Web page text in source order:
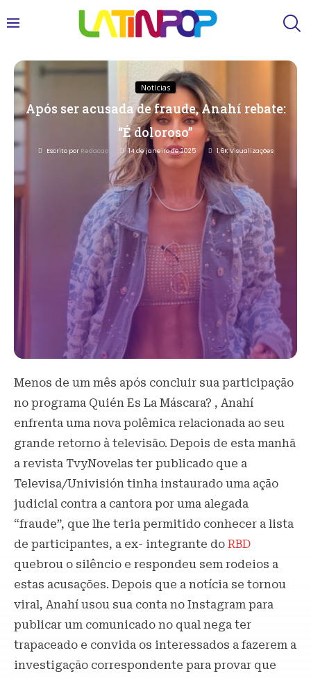
Notícias
Após ser acusada de fraude, Anahí rebate:
“É doloroso”
Escrito por Redacao 14 de janeiro de 2025 1,6KVisualizações
Menos de um mês após concluir sua participação
no programa Quién Es La Máscara? , Anahí
enfrenta uma nova polêmica relacionada ao seu
grande retorno à televisão. Depois de esta manhã
a revista TvyNovelas ter publicado que a
Televisa/Univisión tinha instaurado uma ação
judicial contra a cantora por uma alegada
“fraude”, que lhe teria permitido conhecer a lista
de participantes, a ex- integrante do RBD
quebrou o silêncio e respondeu sem rodeios a
estas acusações. Depois que a notícia se tornou
viral, Anahí usou sua conta no Instagram para
publicar um comunicado no qual nega ter
trapaceado e convida os interessados ​​a fazerem a
investigação correspondente para provar que